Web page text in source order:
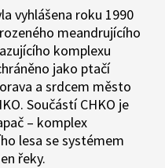
vyhlášena roku 1990
meandrujícího
komplexu
jako ptačí
a srdcem město
Součástí CHKO je
– komplex
lesa se systémem
řeky.